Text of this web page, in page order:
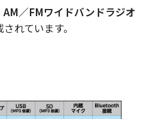
AM／FMワイドバンドラジオ
れています。